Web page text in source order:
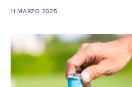
11 MARZO 2025